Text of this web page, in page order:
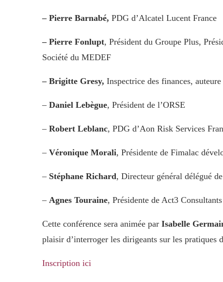
– Pierre Barnabé, PDG d’Alcatel Lucent France
– Pierre Fonlupt, Président du Groupe Plus,
Société du MEDEF
– Brigitte Gresy, Inspectrice des finances,
– Daniel Lebègue, Président de l’ORSE
– Robert Leblanc, PDG d’Aon Risk Services
– Véronique Morali, Présidente de Fimalac
– Stéphane Richard, Directeur général délégué
– Agnes Touraine, Présidente de Act3 Consultants
Cette conférence sera animée par Isabelle
plaisir d’interroger les dirigeants sur les pratiques
Inscription ici